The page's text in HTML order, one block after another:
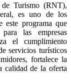
Turismo (RNT),
es uno de los
este programa que
las empresas
el cumplimiento
servicios turísticos
fortalece la
calidad de la oferta